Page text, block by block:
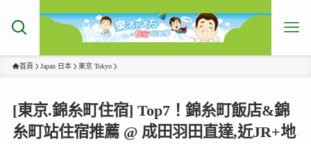
首頁 Japan 日本 東京 Tokyo
[東京.錦糸町住宿] Top7！錦糸町飯店&錦
糸町站住宿推薦 @ 成田羽田直達,近JR+地